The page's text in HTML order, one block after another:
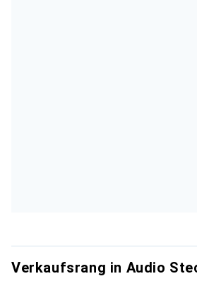
Verkaufsrang in Audio